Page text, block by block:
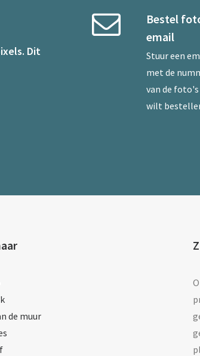
Dit
Bestel
email
Stuur een
met de
van de foto's
wilt
de muur